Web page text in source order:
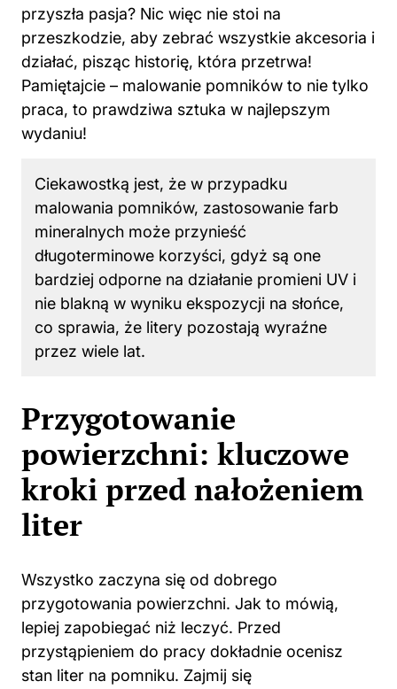
przyszła pasja? Nic więc nie stoi na
przeszkodzie, aby zebrać wszystkie akcesoria i
działać, pisząc historię, która przetrwa!
Pamiętajcie – malowanie pomników to nie tylko
praca, to prawdziwa sztuka w najlepszym
wydaniu!
Ciekawostką jest, że w przypadku
malowania pomników, zastosowanie farb
mineralnych może przynieść
długoterminowe korzyści, gdyż są one
bardziej odporne na działanie promieni UV i
nie blakną w wyniku ekspozycji na słońce,
co sprawia, że litery pozostają wyraźne
przez wiele lat.
Przygotowanie
powierzchni: kluczowe
kroki przed nałożeniem
liter
Wszystko zaczyna się od dobrego
przygotowania powierzchni. Jak to mówią,
lepiej zapobiegać niż leczyć. Przed
przystąpieniem do pracy dokładnie ocenisz
stan liter na pomniku. Zajmij się